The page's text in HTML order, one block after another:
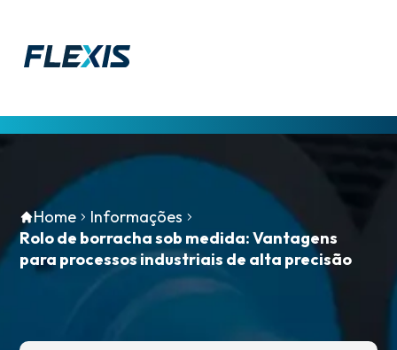
Empresa
Home
Informações
Rolo de borracha sob medida: Vantagens
para processos industriais de alta precisão